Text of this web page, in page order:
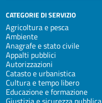
CATEGORIE DI SERVIZIO
Agricoltura e pesca
Ambiente
Anagrafe e stato civile
Appalti pubblici
Autorizzazioni
Catasto e urbanistica
Cultura e tempo libero
Educazione e formazione